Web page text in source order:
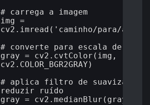
# carrega a imagem
img =
cv2.imread('caminho/para/a/
# converte para escala de
gray = cv2.cvtColor(img,
cv2.COLOR_BGR2GRAY)
# aplica filtro de suavização
reduzir ruído
gray = cv2.medianBlur(gray, 3)